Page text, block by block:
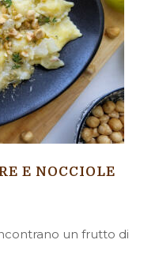
E NOCCIOLE
un frutto di